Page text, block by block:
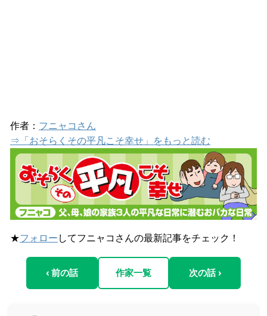
作者： フニャコさん
⇒「おそらくその平凡こそ幸せ」をもっと読む
★フォロー してフニャコさんの最新記事をチェック！
‹ 前の話 作家一覧 次の話 ›